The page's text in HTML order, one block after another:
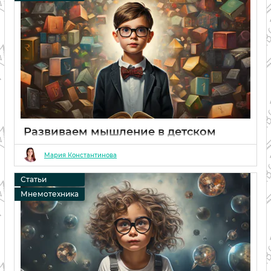
Развиваем мышление в детском
саду: мнемотехника для детей
06 02 2024
Мария Константинова
Статьи
Мнемотехника